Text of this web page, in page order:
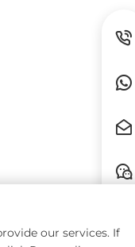
our services. If